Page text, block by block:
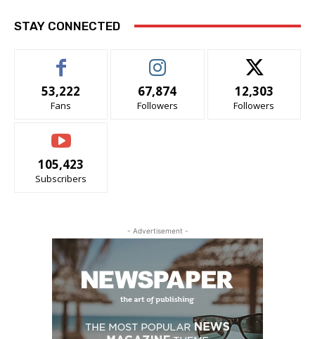
STAY CONNECTED
53,222
Fans
67,874
Followers
12,303
Followers
105,423
Subscribers
- Advertisement -